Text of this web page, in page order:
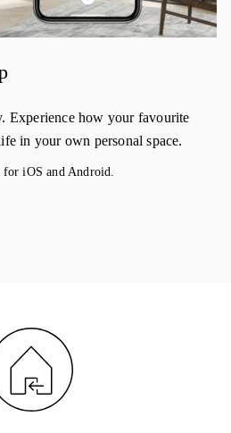
Experience how your favourite
in your own personal space.
iOS and Android.
Tab